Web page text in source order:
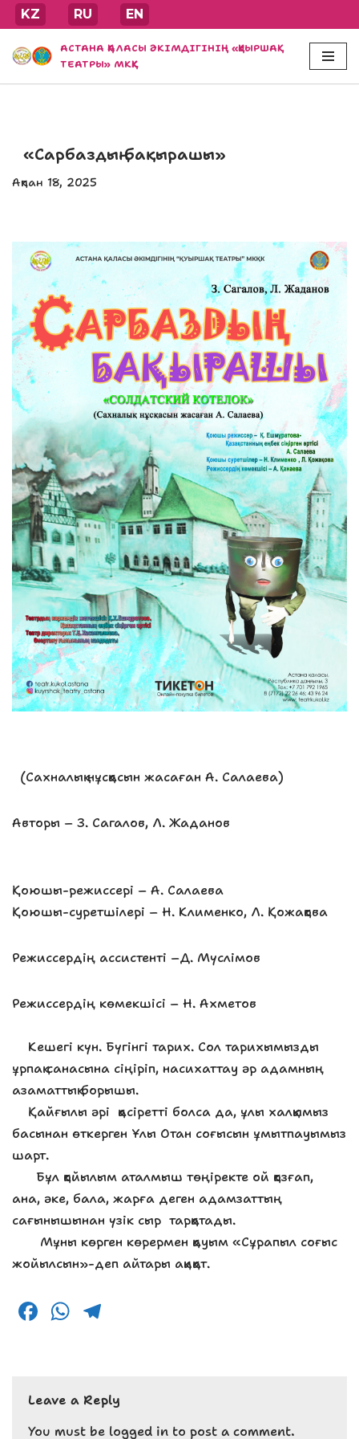
Skip
to
content
KZ RU EN
АСТАНА ҚАЛАСЫ ӘКІМДІГІНІҢ «ҚУЫРШАҚ
ТЕАТРЫ» МКҚК
«Сарбаздың бақырашы»
Ақпан 18, 2025
(Сахналық нұсқасын жасаған А. Салаева)
Авторы – З. Сагалов, Л. Жаданов
Қоюшы-режиссері – А. Салаева
Қоюшы-суретшілері – Н. Клименко, Л. Қожақова
Режиссердің ассистенті –Д. Мүслімов
Режиссердің көмекшісі – Н. Ахметов
Кешегі күн. Бүгінгі тарих. Сол тарихымызды
ұрпақ санасына сіңіріп, насихаттау әр адамның
азаматтық борышы.
Қайғылы әрі қасіретті болса да, ұлы халқымыз
басынан өткерген Ұлы Отан соғысын ұмытпауымыз
шарт.
Бұл қойылым аталмыш төңіректе ой қозғап,
ана, әке, бала, жарға деген адамзаттың
сағынышынан үзік сыр тарқатады.
Мұны көрген көрермен қауым «Сұрапыл соғыс
жойылсын»-деп айтары ақиқат.
F
e
b
W
ts
A
g
r
Leave a Reply
You must be logged in to post a comment.